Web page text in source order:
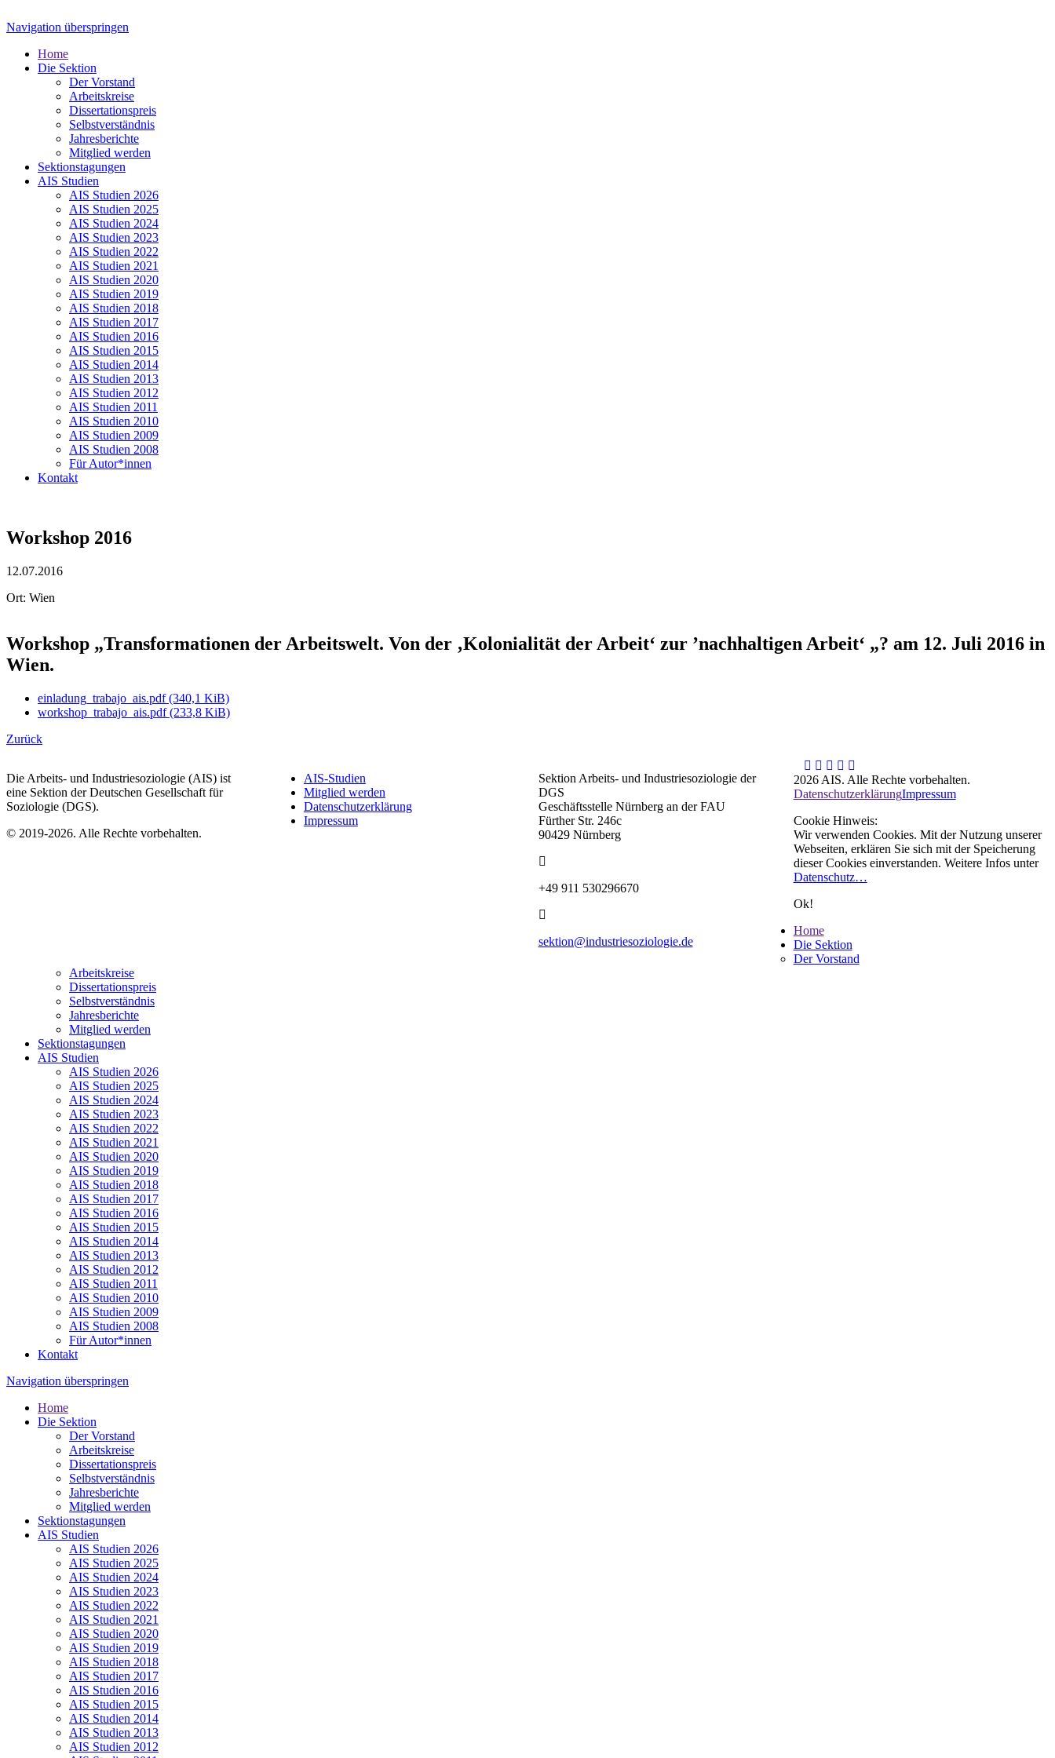
Navigation überspringen
Home
Die Sektion
Der Vorstand
Arbeitskreise
Dissertationspreis
Selbstverständnis
Jahresberichte
Mitglied werden
Sektionstagungen
AIS Studien
AIS Studien 2026
AIS Studien 2025
AIS Studien 2024
AIS Studien 2023
AIS Studien 2022
AIS Studien 2021
AIS Studien 2020
AIS Studien 2019
AIS Studien 2018
AIS Studien 2017
AIS Studien 2016
AIS Studien 2015
AIS Studien 2014
AIS Studien 2013
AIS Studien 2012
AIS Studien 2011
AIS Studien 2010
AIS Studien 2009
AIS Studien 2008
Für Autor*innen
Kontakt
Workshop 2016
12.07.2016
Ort: Wien
Workshop „Transformationen der Arbeitswelt. Von der ‚Kolonialität der Arbeit‘ zur ’nachhaltigen Arbeit‘ „? am 12. Juli 2016 in
Wien.
einladung_trabajo_ais.pdf(340,1 KiB)
workshop_trabajo_ais.pdf(233,8 KiB)
Zurück
Die Arbeits- und Industriesoziologie (AIS) ist
eine Sektion der Deutschen Gesellschaft für
Soziologie (DGS).
© 2019-2026. Alle Rechte vorbehalten.
AIS-Studien
Mitglied werden
Datenschutzerklärung
Impressum
Sektion Arbeits- und Industriesoziologie der
DGS
Geschäftsstelle Nürnberg an der FAU
Fürther Str. 246c
90429 Nürnberg
+49 911 530296670
sektion@industriesoziologie.de
2026 AIS. Alle Rechte vorbehalten.
DatenschutzerklärungImpressum
Cookie Hinweis:
Wir verwenden Cookies. Mit der Nutzung unserer
Webseiten, erklären Sie sich mit der Speicherung
dieser Cookies einverstanden. Weitere Infos unter
Datenschutz…
Ok!
Home
Die Sektion
Der Vorstand
Arbeitskreise
Dissertationspreis
Selbstverständnis
Jahresberichte
Mitglied werden
Sektionstagungen
AIS Studien
AIS Studien 2026
AIS Studien 2025
AIS Studien 2024
AIS Studien 2023
AIS Studien 2022
AIS Studien 2021
AIS Studien 2020
AIS Studien 2019
AIS Studien 2018
AIS Studien 2017
AIS Studien 2016
AIS Studien 2015
AIS Studien 2014
AIS Studien 2013
AIS Studien 2012
AIS Studien 2011
AIS Studien 2010
AIS Studien 2009
AIS Studien 2008
Für Autor*innen
Kontakt
Navigation überspringen
Home
Die Sektion
Der Vorstand
Arbeitskreise
Dissertationspreis
Selbstverständnis
Jahresberichte
Mitglied werden
Sektionstagungen
AIS Studien
AIS Studien 2026
AIS Studien 2025
AIS Studien 2024
AIS Studien 2023
AIS Studien 2022
AIS Studien 2021
AIS Studien 2020
AIS Studien 2019
AIS Studien 2018
AIS Studien 2017
AIS Studien 2016
AIS Studien 2015
AIS Studien 2014
AIS Studien 2013
AIS Studien 2012